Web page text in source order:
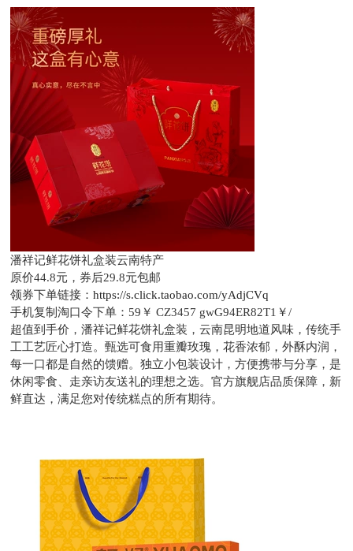
潘祥记鲜花饼礼盒装云南特产
原价44.8元， 券后29.8元包邮
领券下单链接：https://s.click.taobao.com/yAdjCVq
手机复制淘口令下单： 59￥ CZ3457 gwG94ER82T1￥/
超值到手价，潘祥记鲜花饼礼盒装，云南昆明地道风味，传统手
工工艺匠心打造。甄选可食用重瓣玫瑰，花香浓郁，外酥内润，
每一口都是自然的馈赠。独立小包装设计，方便携带与分享，是
休闲零食、走亲访友送礼的理想之选。官方旗舰店品质保障，新
鲜直达，满足您对传统糕点的所有期待。